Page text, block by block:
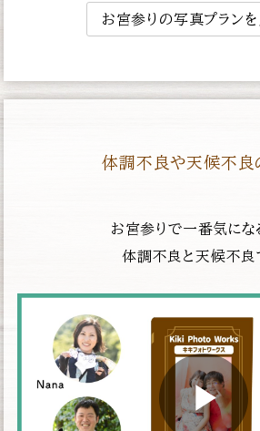
お宮参りの写真プランを
体調不良や天候不良
お宮参りで一番気にな
体調不良と天候不良